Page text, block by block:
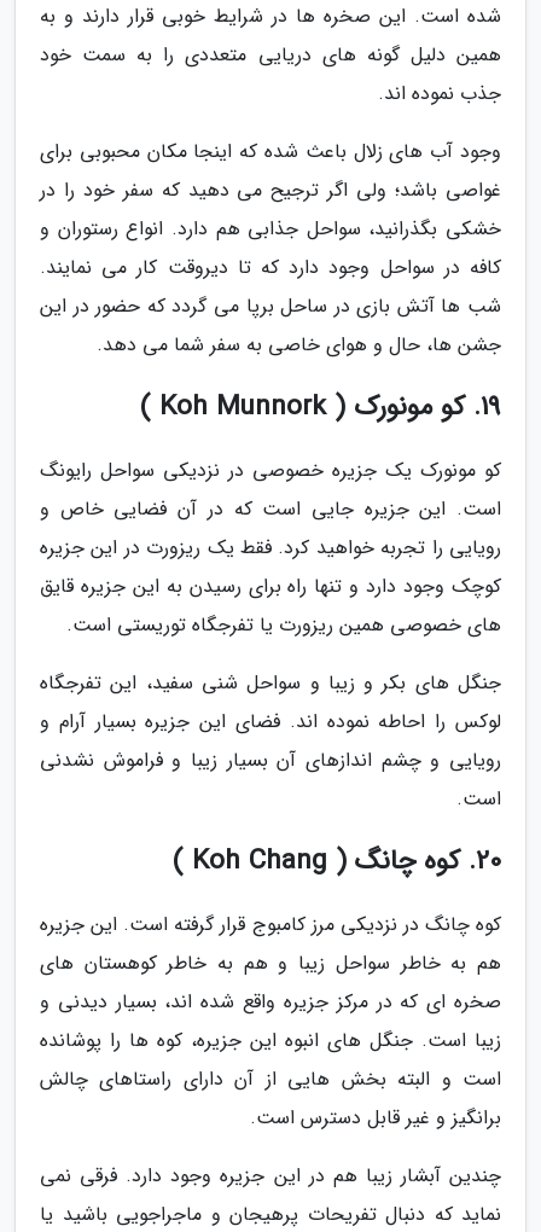
شده است. این صخره ها در شرایط خوبی قرار دارند و به
همین دلیل گونه های دریایی متعددی را به سمت خود
جذب نموده اند.
وجود آب های زلال باعث شده که اینجا مکان محبوبی برای
غواصی باشد؛ ولی اگر ترجیح می دهید که سفر خود را در
خشکی بگذرانید، سواحل جذابی هم دارد. انواع رستوران و
کافه در سواحل وجود دارد که تا دیروقت کار می نمایند.
شب ها آتش بازی در ساحل برپا می گردد که حضور در این
جشن ها، حال و هوای خاصی به سفر شما می دهد.
19. کو مونورک ( Koh Munnork )
کو مونورک یک جزیره خصوصی در نزدیکی سواحل رایونگ
است. این جزیره جایی است که در آن فضایی خاص و
رویایی را تجربه خواهید کرد. فقط یک ریزورت در این جزیره
کوچک وجود دارد و تنها راه برای رسیدن به این جزیره قایق
های خصوصی همین ریزورت یا تفرجگاه توریستی است.
جنگل های بکر و زیبا و سواحل شنی سفید، این تفرجگاه
لوکس را احاطه نموده اند. فضای این جزیره بسیار آرام و
رویایی و چشم اندازهای آن بسیار زیبا و فراموش نشدنی
است.
20. کوه چانگ ( Koh Chang )
کوه چانگ در نزدیکی مرز کامبوج قرار گرفته است. این جزیره
هم به خاطر سواحل زیبا و هم به خاطر کوهستان های
صخره ای که در مرکز جزیره واقع شده اند، بسیار دیدنی و
زیبا است. جنگل های انبوه این جزیره، کوه ها را پوشانده
است و البته بخش هایی از آن دارای راستاهای چالش
برانگیز و غیر قابل دسترس است.
چندین آبشار زیبا هم در این جزیره وجود دارد. فرقی نمی
نماید که دنبال تفریحات پرهیجان و ماجراجویی باشید یا